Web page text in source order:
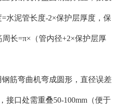
水泥管长度-2×保护层厚度，保
长=π×（管内径+2×保护层厚
筋弯曲机弯成圆形，直径误差
接口处需重叠50-100mm（便于